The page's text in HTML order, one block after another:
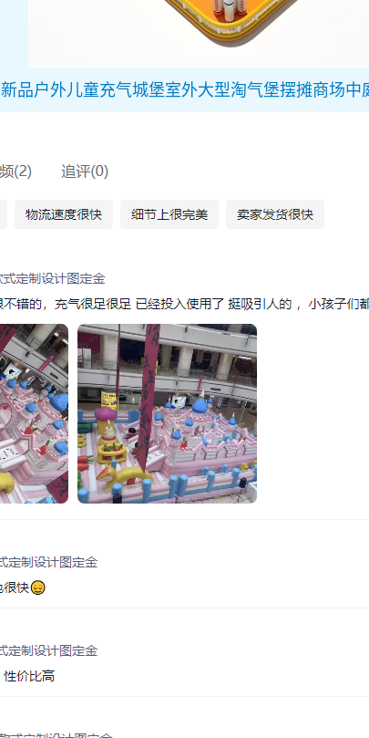
新品户外儿童充气城堡室外大型淘气堡摆摊商场中